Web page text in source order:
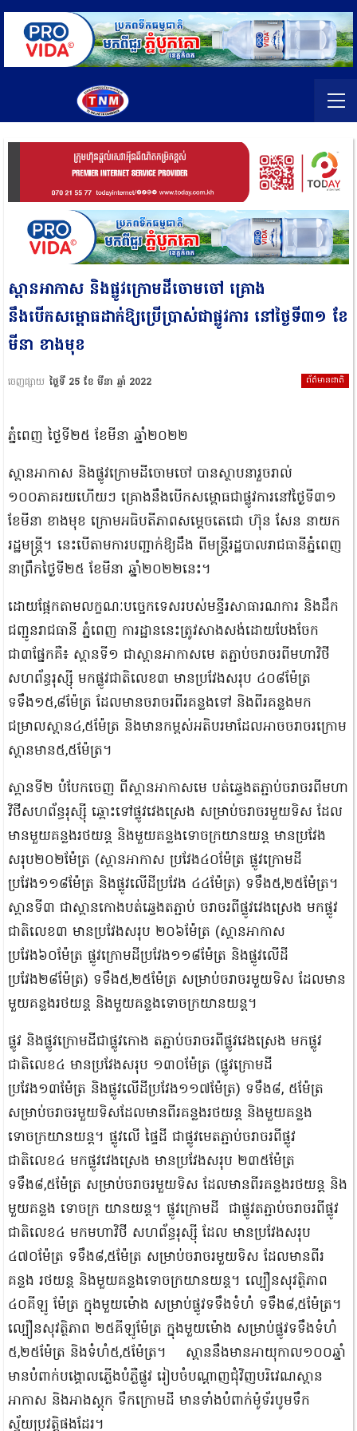
ស្ពានអាកាស និងផ្លូវក្រោមដីចោមចៅ គ្រោង
នឹងបើកសម្ពោធដាក់ឱ្យប្រើប្រាស់ជាផ្លូវការ នៅថ្ងៃទី៣១ ខែ
មីនា ខាងមុខ
ព័ត៌មានជាតិ
ចេញផ្សាយ ថ្ងៃទី 25 ខែ មីនា ឆ្នាំ 2022
ភ្នំពេញ ថ្ងៃទី២៥ ខែមីនា ឆ្នាំ២០២២
ស្ពានអាកាស និងផ្លូវក្រោមដីចោមចៅ បានស្ថាបនារួចរាល់
១០០ភាគរយហើយៗ គ្រោងនឹងបើកសម្ពោធជាផ្លូវការនៅថ្ងៃទី៣១
ខែមីនា ខាងមុខ ក្រោមអធិបតីភាពសម្ដេចតេជោ ហ៊ុន សែន នាយក
រដ្ឋមន្ត្រី។ នេះបើតាមការបញ្ជាក់ឱ្យដឹង ពីមន្ត្រីរដ្ឋបាលរាជធានីភ្នំពេញ
នាព្រឹកថ្ងៃទី២៥ ខែមីនា ឆ្នាំ២០២២នេះ។
ដោយផ្អែកតាមលក្ខណៈបច្ចេកទេសរបស់មន្ទីរសាធារណការ និងដឹក
ជញ្ជូនរាជធានី ភ្នំពេញ ការដ្ឋាននេះត្រូវសាងសង់ដោយបែងចែក
ជា៣ផ្នែកគឺ៖ ស្ពានទី១ ជាស្ពានអាកាសមេ តភ្ជាប់ចរាចរពីមហាវិថី
សហព័ន្ធរុស្ស៊ី មកផ្លូវជាតិលេខ៣ មានប្រវែងសរុប ៤០៨ម៉ែត្រ
ទទឹង១៥,៨ម៉ែត្រ ដែលមានចរាចរពីរគន្លងទៅ និងពីរគន្លងមក
ជម្រាលស្ពាន៤,៥ម៉ែត្រ និងមានកម្ពស់អតិបរមាដែលអាចចរាចរក្រោម
ស្ពានមាន៥,៥ម៉ែត្រ។
ស្ពានទី២ បំបែកចេញ ពីស្ពានអាកាសមេ បត់ឆ្វេងតភ្ជាប់ចរាចរពីមហា
វិថីសហព័ន្ធរុស្ស៊ី ឆ្ពោះទៅផ្លូវវេងស្រេង សម្រាប់ចរាចរមួយទិស ដែល
មានមួយគន្លងរថយន្ត និងមួយគន្លងទោចក្រយានយន្ត មានប្រវែង
សរុប២០២ម៉ែត្រ (ស្ពានអាកាស ប្រវែង៤០ម៉ែត្រ ផ្លូវក្រោមដី
ប្រវែង១១៨ម៉ែត្រ និងផ្លូវលើដីប្រវែង ៤៤ម៉ែត្រ) ទទឹង៥,២៥ម៉ែត្រ។
ស្ពានទី៣ ជាស្ពានកោងបត់ឆ្វេងតភ្ជាប់ ចរាចរពីផ្លូវវេងស្រេង មកផ្លូវ
ជាតិលេខ៣ មានប្រវែងសរុប ២០៦ម៉ែត្រ (ស្ពានអាកាស
ប្រវែង៦០ម៉ែត្រ ផ្លូវក្រោមដីប្រវែង១១៨ម៉ែត្រ និងផ្លូវលើដី
ប្រវែង២៨ម៉ែត្រ) ទទឹង៥,២៥ម៉ែត្រ សម្រាប់ចរាចរមួយទិស ដែលមាន
មួយគន្លងរថយន្ត និងមួយគន្លងទោចក្រយានយន្ត។
ផ្លូវ និងផ្លូវក្រោមដីជាផ្លូវកោង តភ្ជាប់ចរាចរពីផ្លូវវេងស្រេង មកផ្លូវ
ជាតិលេខ៤ មានប្រវែងសរុប ១៣០ម៉ែត្រ (ផ្លូវក្រោមដី
ប្រវែង១៣ម៉ែត្រ និងផ្លូវលើដីប្រវែង១១៧ម៉ែត្រ) ទទឹង៨, ៥ម៉ែត្រ
សម្រាប់ចរាចរមួយទិសដែលមានពីរគន្លងរថយន្ត និងមួយគន្លង
ទោចក្រយានយន្ត។ ផ្លូវលើ ផ្ទៃដី ជាផ្លូវមេតភ្ជាប់ចរាចរពីផ្លូវ
ជាតិលេខ៤ មកផ្លូវវេងស្រេង មានប្រវែងសរុប ២៣៥ម៉ែត្រ
ទទឹង៨,៥ម៉ែត្រ សម្រាប់ចរាចរមួយទិស ដែលមានពីរគន្លងរថយន្ត និង
មួយគន្លង ទោចក្រ យានយន្ត។ ផ្លូវក្រោមដី ជាផ្លូវតភ្ជាប់ចរាចរពីផ្លូវ
ជាតិលេខ៤ មកមហាវិថី សហព័ន្ធរុស្ស៊ី ដែល មានប្រវែងសរុប
៤៧០ម៉ែត្រ ទទឹង៨,៥ម៉ែត្រ សម្រាប់ចរាចរមួយទិស ដែលមានពីរ
គន្លង រថយន្ត និងមួយគន្លងទោចក្រយានយន្ត។ ល្បឿនសុវត្ថិភាព
៤០គីឡូ ម៉ែត្រ ក្នុងមួយម៉ោង សម្រាប់ផ្លូវទទឹងទំហំ ទទឹង៨,៥ម៉ែត្រ។
ល្បឿនសុវត្ថិភាព ២៥គីឡូម៉ែត្រ ក្នុងមួយម៉ោង សម្រាប់ផ្លូវទទឹងទំហំ
៥,២៥ម៉ែត្រ និងទំហំ៥,៥ម៉ែត្រ។ ស្ពាននឹងមានអាយុកាល១០០ឆ្នាំ
មានបំពាក់បង្គោលភ្លើងបំភ្លឺផ្លូវ រៀបចំបណ្តាញជុំវិញបរិវេណស្ពាន
អាកាស និងអាងស្តុក ទឹកក្រោមដី មានទាំងបំពាក់ម៉ូទ័របូមទឹក
ស្វ័យប្រវត្តិផងដែរ។